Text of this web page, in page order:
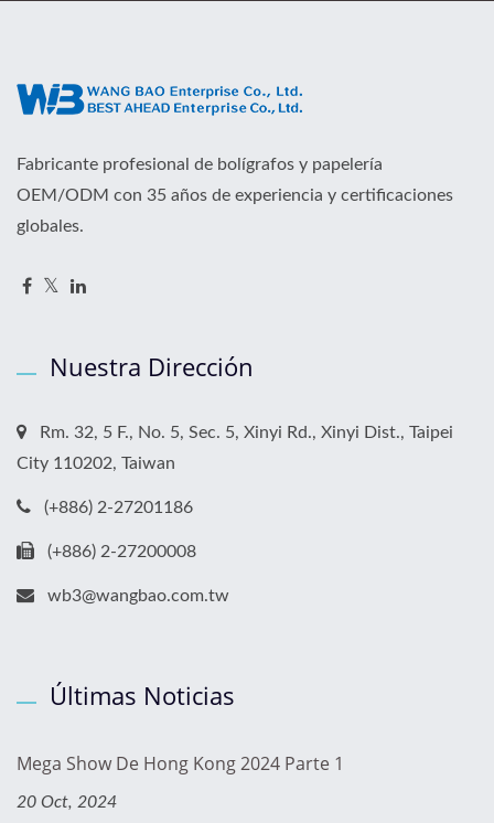
Fabricante profesional de bolígrafos y papelería
OEM/ODM con 35 años de experiencia y certificaciones
globales.
Nuestra Dirección
Rm. 32, 5 F., No. 5, Sec. 5, Xinyi Rd., Xinyi Dist., Taipei
City 110202, Taiwan
(+886) 2-27201186
(+886) 2-27200008
wb3@wangbao.com.tw
Últimas Noticias
Mega Show De Hong Kong 2024 Parte 1
20 Oct, 2024